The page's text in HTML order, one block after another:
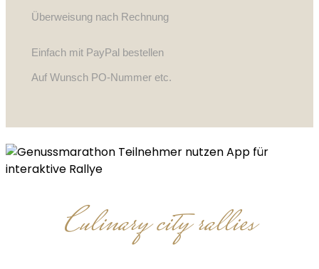
Überweisung nach Rechnung
Einfach mit PayPal bestellen
Auf Wunsch PO-Nummer etc.
Culinary city rallies